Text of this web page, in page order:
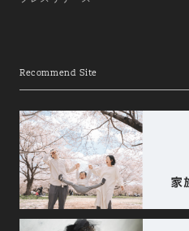
Recommend Site